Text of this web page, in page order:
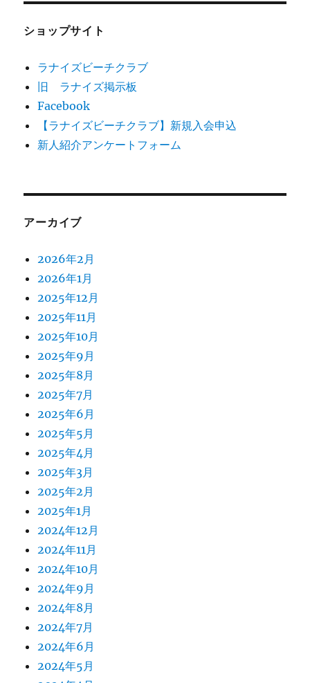
ショップサイト
ラナイズビーチクラブ
旧 ラナイズ掲示板
Facebook
【ラナイズビーチクラブ】新規入会申込
新人紹介アンケートフォーム
アーカイブ
2026年2月
2026年1月
2025年12月
2025年11月
2025年10月
2025年9月
2025年8月
2025年7月
2025年6月
2025年5月
2025年4月
2025年3月
2025年2月
2025年1月
2024年12月
2024年11月
2024年10月
2024年9月
2024年8月
2024年7月
2024年6月
2024年5月